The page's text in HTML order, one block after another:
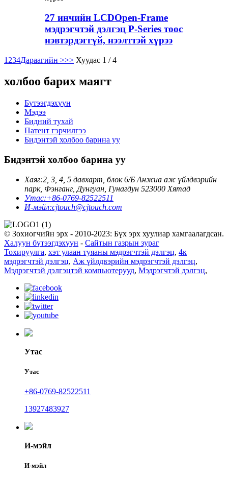
27 инчийн LCDOpen-Frame
мэдрэгчтэй дэлгэц P-Series тоос
нэвтэрдэггүй, нээлттэй хүрээ
1 234Дараагийн >>> Хуудас 1 / 4
холбоо барих маягт
Бүтээгдэхүүн
Мэдээ
Бидний тухай
Патент гэрчилгээ
Бидэнтэй холбоо барина уу
Бидэнтэй холбоо барина уу
Хаяг:2, 3, 4, 5 давхарт, блок 6/Б Анжиа аж үйлдвэрийн
парк, Фэнганг, Дунгуан, Гунагдун 523000 Хятад
Утас:+86-0769-82522511
И-мэйл:cjtouch@cjtouch.com
© Зохиогчийн эрх - 2010-2023: Бүх эрх хуулиар хамгаалагдсан.
Халуун бүтээгдэхүүн - Сайтын газрын зураг
Тохируулга, хэт улаан туяаны мэдрэгчтэй дэлгэц, 4к
мэдрэгчтэй дэлгэц, Аж үйлдвэрийн мэдрэгчтэй дэлгэц,
Мэдрэгчтэй дэлгэцтэй компьютерууд, Мэдрэгчтэй дэлгэц,
Утас
Утас
+86-0769-82522511
13927483927
И-мэйл
И-мэйл